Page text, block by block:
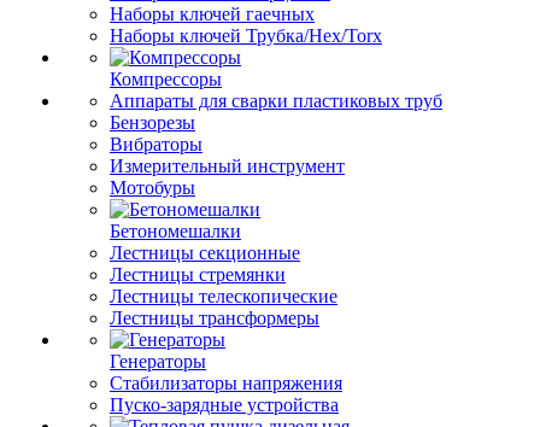
Наборы ключей гаечных
Наборы ключей Трубка/Hex/Torx
Компрессоры
Аппараты для сварки пластиковых труб
Бензорезы
Вибраторы
Измерительный инструмент
Мотобуры
Бетономешалки
Лестницы секционные
Лестницы стремянки
Лестницы телескопические
Лестницы трансформеры
Генераторы
Стабилизаторы напряжения
Пуско-зарядные устройства